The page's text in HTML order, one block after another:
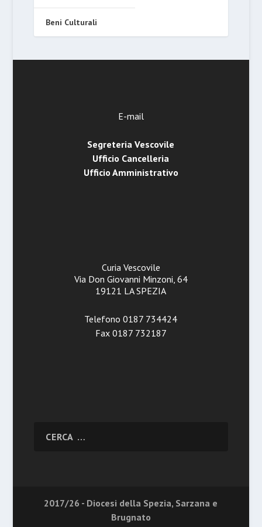
Beni Culturali
E-mail
Segreteria Vescovile
Ufficio Cancelleria
Ufficio Amministrativo
Curia Vescovile
Via Don Giovanni Minzoni, 64
19121 LA SPEZIA
Telefono 0187 734424
Fax 0187 732187
2017/26 - Diocesi della Spezia, Sarzana e
Brugnato